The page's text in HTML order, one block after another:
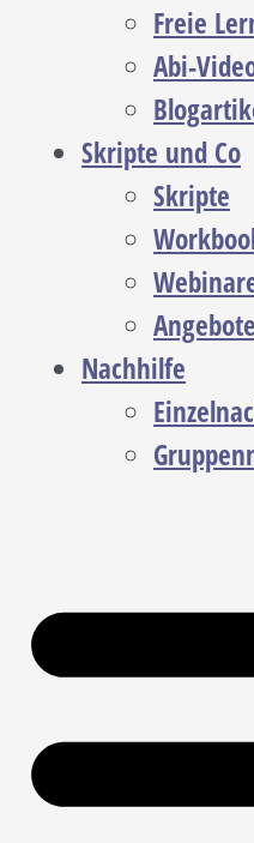
Freie
Abi-
Skripte und Co
Skripte
Angebote
Nachhilfe